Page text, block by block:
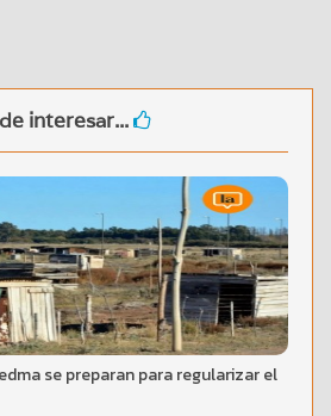
interesar...
se preparan para regularizar el